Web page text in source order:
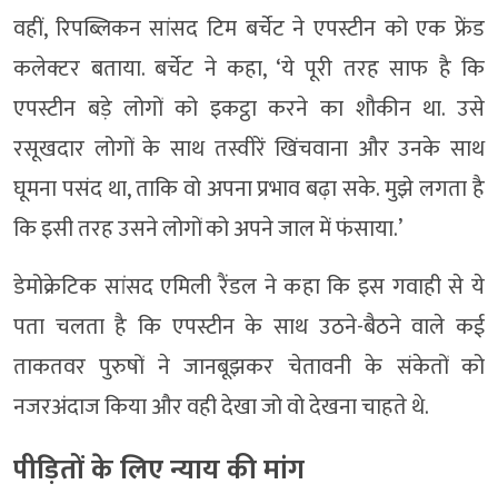
वहीं, रिपब्लिकन सांसद टिम बर्चेट ने एपस्टीन को एक फ्रेंड
कलेक्टर बताया. बर्चेट ने कहा, ‘ये पूरी तरह साफ है कि
एपस्टीन बड़े लोगों को इकट्ठा करने का शौकीन था. उसे
रसूखदार लोगों के साथ तस्वीरें खिंचवाना और उनके साथ
घूमना पसंद था, ताकि वो अपना प्रभाव बढ़ा सके. मुझे लगता है
कि इसी तरह उसने लोगों को अपने जाल में फंसाया.’
डेमोक्रेटिक सांसद एमिली रैंडल ने कहा कि इस गवाही से ये
पता चलता है कि एपस्टीन के साथ उठने-बैठने वाले कई
ताकतवर पुरुषों ने जानबूझकर चेतावनी के संकेतों को
नजरअंदाज किया और वही देखा जो वो देखना चाहते थे.
पीड़ितों के लिए न्याय की मांग